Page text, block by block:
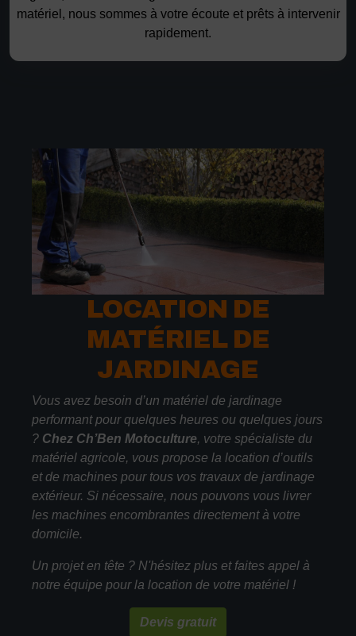
matériel, nous sommes à votre écoute et prêts à intervenir
rapidement.
LOCATION DE
MATÉRIEL DE
JARDINAGE
Vous avez besoin d’un matériel de jardinage
performant pour quelques heures ou quelques jours
? Chez Ch’Ben Motoculture, votre spécialiste du
matériel agricole, vous propose la location d’outils
et de machines pour tous vos travaux de jardinage
extérieur. Si nécessaire, nous pouvons vous livrer
les machines encombrantes directement à votre
domicile.
Un projet en tête ? N'hésitez plus et faites appel à
notre équipe pour la location de votre matériel !
Devis gratuit